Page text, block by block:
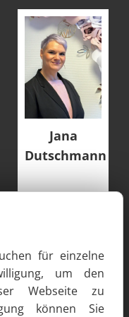
Jana
Dutschmann
für einzelne
um den
Webseite zu
können Sie